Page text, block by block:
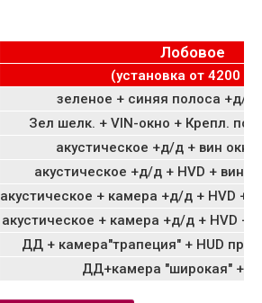
Лобовое
(установка от 4200
зеленое + синяя полоса +д/д
Зел шелк. + VIN-окно + Крепл.
акустическое +д/д + вин
акустическое +д/д + HVD + вин
акустическое + камера +д/д + HVD +
акустическое + камера +д/д + HVD +
ДД + камера"трапеция" + HUD
ДД+камера "широкая" +